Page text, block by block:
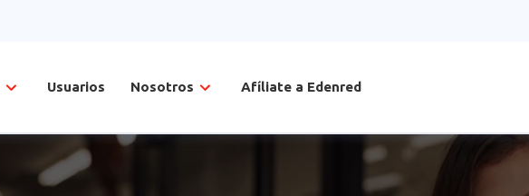
Usuarios Nosotros Afíliate a Edenred